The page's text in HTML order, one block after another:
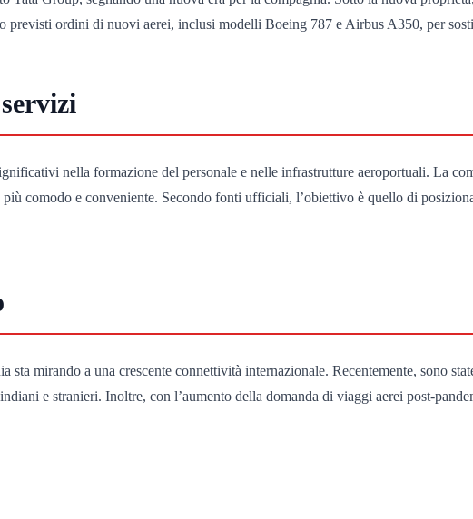
previsti ordini di nuovi aerei, inclusi modelli Boeing 787 e Airbus A350, per
nella formazione del personale e nelle infrastrutture aeroportuali. La
comodo e conveniente. Secondo fonti ufficiali, l’obiettivo è quello di
mirando a una crescente connettività internazionale. Recentemente, sono
e stranieri. Inoltre, con l’aumento della domanda di viaggi aerei post-